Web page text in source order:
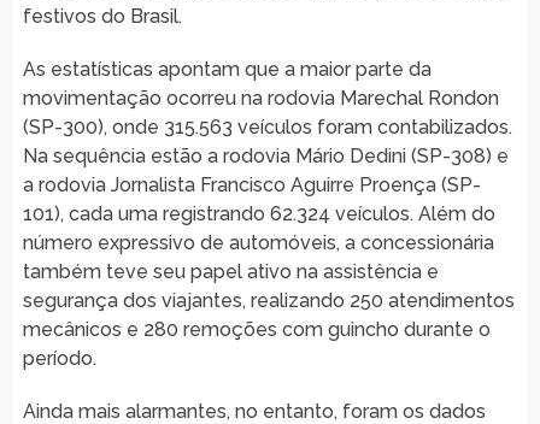
festivos do Brasil.
As estatísticas apontam que a maior parte da
movimentação ocorreu na rodovia Marechal Rondon
(SP-300), onde 315.563 veículos foram contabilizados.
Na sequência estão a rodovia Mário Dedini (SP-308) e
a rodovia Jornalista Francisco Aguirre Proença (SP-
101), cada uma registrando 62.324 veículos. Além do
número expressivo de automóveis, a concessionária
também teve seu papel ativo na assistência e
segurança dos viajantes, realizando 250 atendimentos
mecânicos e 280 remoções com guincho durante o
período.
Ainda mais alarmantes, no entanto, foram os dados